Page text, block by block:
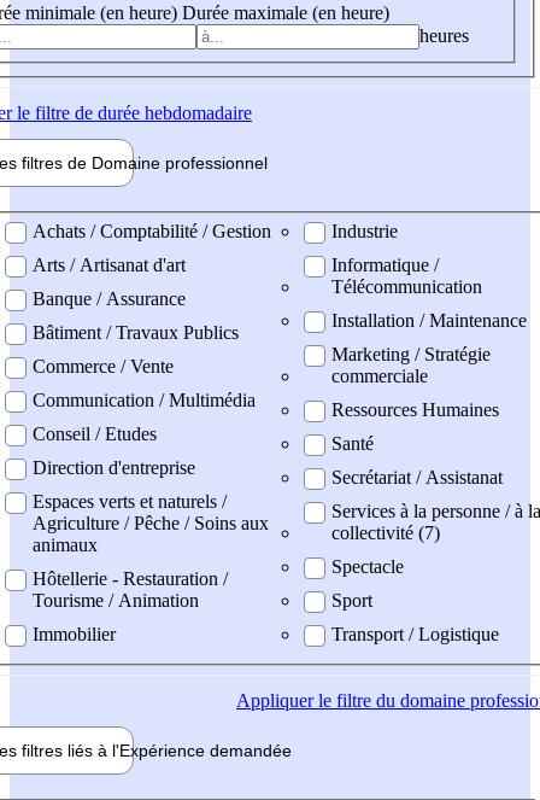
minimale (en heure) Durée maximale (en heure)
heures
le filtre de durée hebdomadaire
filtres de Domaine professionnel
professionel
Achats / Comptabilité / Gestion
Arts / Artisanat d'art
Banque / Assurance
Bâtiment / Travaux Publics
Commerce / Vente
Communication / Multimédia
Conseil / Etudes
Direction d'entreprise
Espaces verts et naturels /
Agriculture / Pêche / Soins aux
animaux
Hôtellerie - Restauration /
Tourisme / Animation
Immobilier
Industrie
Informatique /
Télécommunication
Installation / Maintenance
Marketing / Stratégie
commerciale
Ressources Humaines
Santé
Secrétariat / Assistanat
Services à la personne / à la
collectivité (7)
Spectacle
Sport
Transport / Logistique
Appliquerle filtre du domaine
filtres liés à l'Expérience demandée